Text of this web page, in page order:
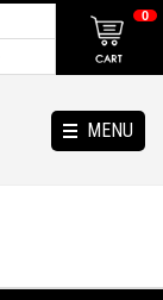
MENU
0